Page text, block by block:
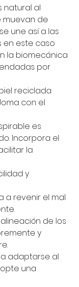
natural al
muevan de
une así a las
en este caso
la biomecánica
por
reciclada
con el
es
Incorpora el
la
y
a revenir el mal
de los
y
adaptarse al
una